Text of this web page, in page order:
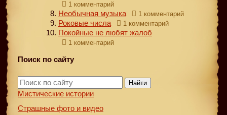
1 комментарий
Необычная музыка 1 комментарий
Роковые числа 1 комментарий
Покойные не любят жалоб
1 комментарий
Поиск по сайту
Найти
Мистические истории
Страшные фото и видео